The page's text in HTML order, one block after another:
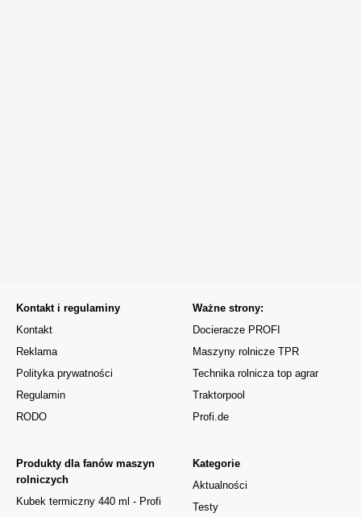
Kontakt i regulaminy
Kontakt
Reklama
Polityka prywatności
Regulamin
RODO
Kategorie
Aktualności
Testy
Produkty dla fanów maszyn
rolniczych
Kubek termiczny 440 ml - Profi
Ważne strony:
Docieracze PROFI
Maszyny rolnicze TPR
Technika rolnicza top agrar
Traktorpool
Profi.de